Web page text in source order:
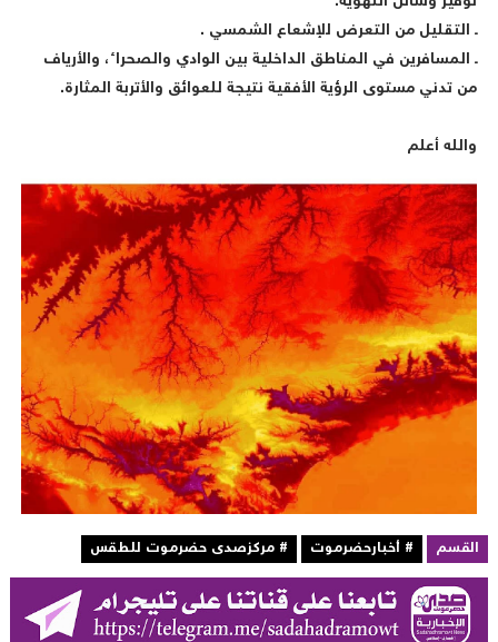
التقليل من التعرض للإشعاع الشمسي .
المسافرين في المناطق الداخلية بين الوادي والصحراء، والأرياف
تدني مستوى الرؤية الأفقية نتيجة للعوائق والأتربة المثارة.
أعلم
# أخبارحضرموت # مركزصدى حضرموت للطقس